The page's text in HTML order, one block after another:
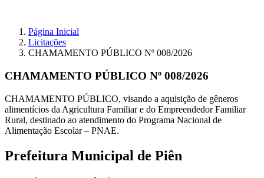
Página Inicial
Licitações
CHAMAMENTO PÚBLICO Nº 008/2026
CHAMAMENTO PÚBLICO Nº 008/2026
CHAMAMENTO PÚBLICO, visando a aquisição de gêneros
alimentícios da Agricultura Familiar e do Empreendedor Familiar
Rural, destinado ao atendimento do Programa Nacional de
Alimentação Escolar – PNAE.
Prefeitura Municipal de Piên